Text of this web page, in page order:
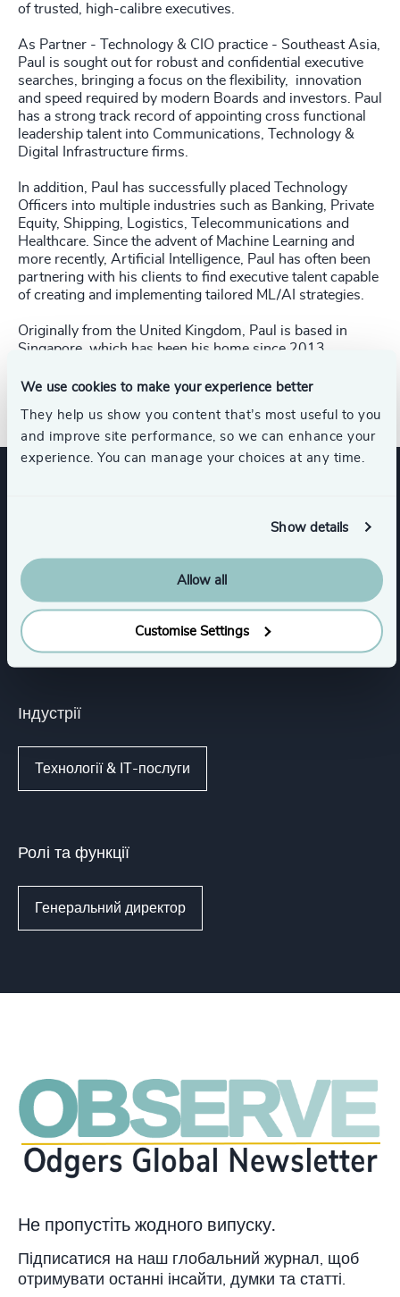
We use cookies to make your experience better
They help us show you content that’s most useful to you
and improve site performance, so we can enhance your
experience. You can manage your choices at any time.
Show details
Allow all
Customise Settings
of trusted, high-calibre executives.
As Partner - Technology & CIO practice - Southeast Asia,
Paul is sought out for robust and confidential executive
searches, bringing a focus on the flexibility, innovation
and speed required by modern Boards and investors. Paul
has a strong track record of appointing cross functional
leadership talent into Communications, Technology &
Digital Infrastructure firms.
In addition, Paul has successfully placed Technology
Officers into multiple industries such as Banking, Private
Equity, Shipping, Logistics, Telecommunications and
Healthcare. Since the advent of Machine Learning and
more recently, Artificial Intelligence, Paul has often been
partnering with his clients to find executive talent capable
of creating and implementing tailored ML/AI strategies.
Originally from the United Kingdom, Paul is based in
Singapore, which has been his home since 2013,
region.
Сервіси
Пошук керівників вищої ланки
Індустрії
Технології & ІТ-послуги
Ролі та функції
Генеральний директор
Не пропустіть жодного випуску.
Підписатися на наш глобальний журнал, щоб
отримувати останні інсайти, думки та статті.